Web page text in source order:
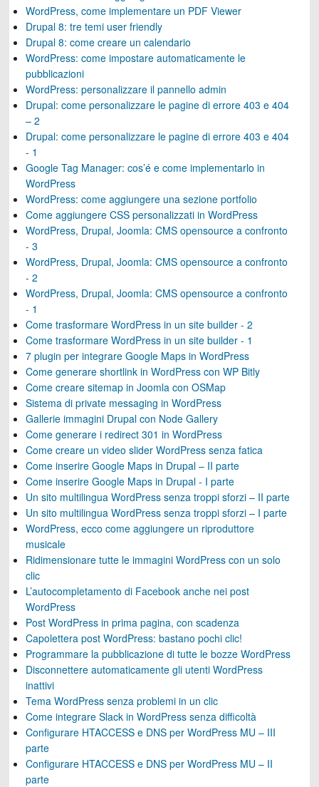
WordPress, come implementare un PDF Viewer
Drupal 8: tre temi user friendly
Drupal 8: come creare un calendario
WordPress: come impostare automaticamente le
pubblicazioni
WordPress: personalizzare il pannello admin
Drupal: come personalizzare le pagine di errore 403 e 404
– 2
Drupal: come personalizzare le pagine di errore 403 e 404
- 1
Google Tag Manager: cos’é e come implementarlo in
WordPress
WordPress: come aggiungere una sezione portfolio
Come aggiungere CSS personalizzati in WordPress
WordPress, Drupal, Joomla: CMS opensource a confronto
- 3
WordPress, Drupal, Joomla: CMS opensource a confronto
- 2
WordPress, Drupal, Joomla: CMS opensource a confronto
- 1
Come trasformare WordPress in un site builder - 2
Come trasformare WordPress in un site builder - 1
7 plugin per integrare Google Maps in WordPress
Come generare shortlink in WordPress con WP Bitly
Come creare sitemap in Joomla con OSMap
Sistema di private messaging in WordPress
Gallerie immagini Drupal con Node Gallery
Come generare i redirect 301 in WordPress
Come creare un video slider WordPress senza fatica
Come inserire Google Maps in Drupal – II parte
Come inserire Google Maps in Drupal - I parte
Un sito multilingua WordPress senza troppi sforzi – II parte
Un sito multilingua WordPress senza troppi sforzi – I parte
WordPress, ecco come aggiungere un riproduttore
musicale
Ridimensionare tutte le immagini WordPress con un solo
clic
L’autocompletamento di Facebook anche nei post
WordPress
Post WordPress in prima pagina, con scadenza
Capolettera post WordPress: bastano pochi clic!
Programmare la pubblicazione di tutte le bozze WordPress
Disconnettere automaticamente gli utenti WordPress
inattivi
Tema WordPress senza problemi in un clic
Come integrare Slack in WordPress senza difficoltà
Configurare HTACCESS e DNS per WordPress MU – III
parte
Configurare HTACCESS e DNS per WordPress MU – II
parte